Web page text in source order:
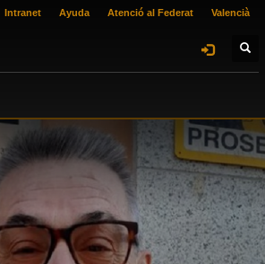
Intranet Ayuda Atenció al Federat Valencià